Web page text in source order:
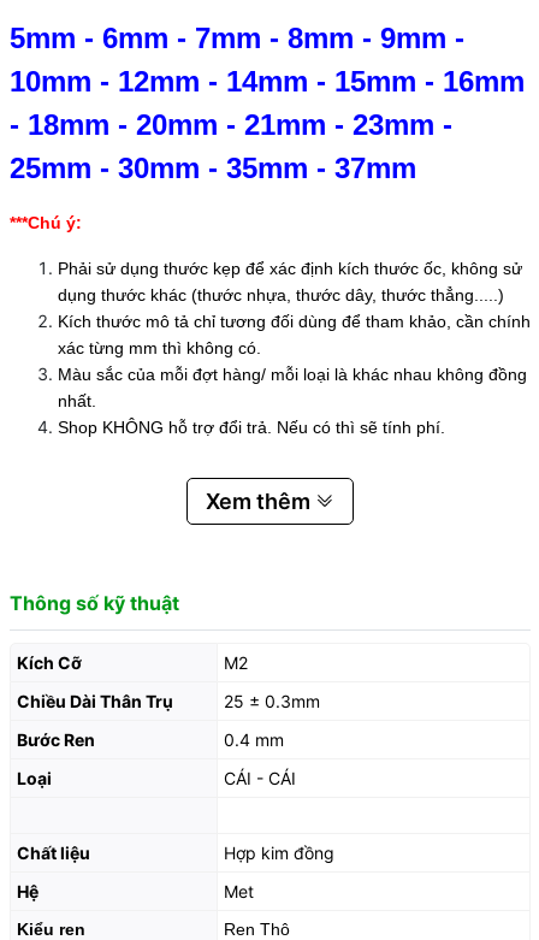
5mm - 6mm - 7mm - 8mm - 9mm -
10mm - 12mm - 14mm - 15mm - 16mm
- 18mm - 20mm - 21mm - 23mm -
25mm - 30mm - 35mm - 37mm
***Chú ý:
Phải sử dụng thước kẹp để xác định kích thước ốc, không sử
dụng thước khác (thước nhựa, thước dây, thước thẳng.....)
Kích thước mô tả chỉ tương đối dùng để tham khảo, cần chính
xác từng mm thì không có.
Màu sắc của mỗi đợt hàng/ mỗi loại là khác nhau không đồng
nhất.
Shop KHÔNG hỗ trợ đổi trả. Nếu có thì sẽ tính phí.
Xem thêm
Thông số kỹ thuật
Kích Cỡ
M2
Chiều Dài Thân Trụ
25 ± 0.3mm
Bước Ren
0.4 mm
Loại
CÁI - CÁI
Chất liệu
Hợp kim đồng
Hệ
Met
Kiểu ren Ren Thô